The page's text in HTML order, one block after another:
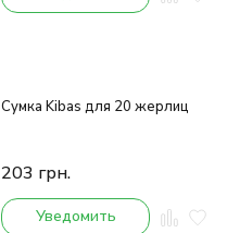
Сумка Kibas для 20 жерлиц
203 грн.
Уведомить